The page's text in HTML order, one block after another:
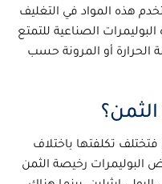
هذه المواد في التغليف
الصناعية للتمتع
الحرارة أو المرونة حسب
تكلفتها باختلاف
البوليمرات رخيصة الثمن